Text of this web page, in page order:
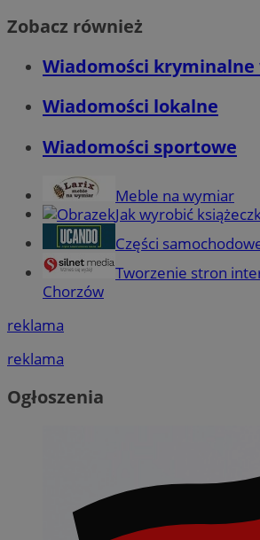
Zobacz również
Wiadomości kryminalne
Wiadomości lokalne
Wiadomości sportowe
Meble na wymiar
Jak wyrobić
Części
Tworzenie stron
Chorzów
reklama
reklama
Ogłoszenia